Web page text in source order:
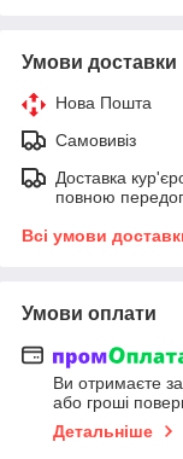
Умови доставки
Нова Пошта
Самовивіз
Доставка
повною
Всі умови
Умови оплати
Ви отримаєте
або гроші
Детальніше